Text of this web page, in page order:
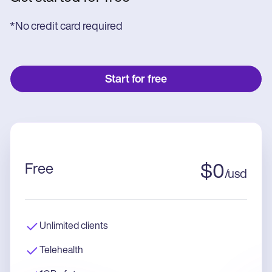
*No credit card required
Start for free
Free $0/usd
Unlimited clients
Telehealth